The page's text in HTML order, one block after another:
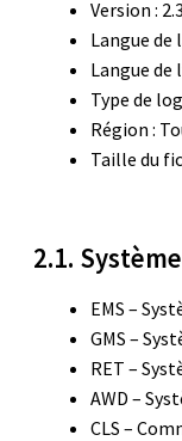
Version :
Langue de
Langue de
Type de
Région :
Taille du
2.1.
EMS –
GMS –
RET –
AWD –
CLS –